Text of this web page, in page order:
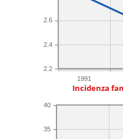
1991
2.2
2.4
2.6
Incidenza
35
40